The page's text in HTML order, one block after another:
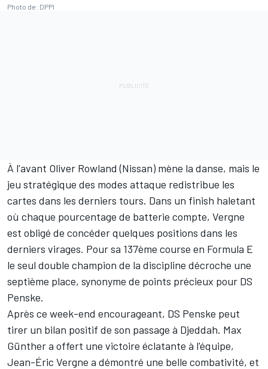
Photo de: DPPI
À l'avant Oliver Rowland (Nissan) mène la danse, mais le
jeu stratégique des modes attaque redistribue les
cartes dans les derniers tours. Dans un finish haletant
où chaque pourcentage de batterie compte, Vergne
est obligé de concéder quelques positions dans les
derniers virages. Pour sa 137ème course en Formula E
le seul double champion de la discipline décroche une
septième place, synonyme de points précieux pour DS
Penske.
Après ce week-end encourageant, DS Penske peut
tirer un bilan positif de son passage à Djeddah. Max
Günther a offert une victoire éclatante à l'équipe,
Jean-Éric Vergne a démontré une belle combativité, et